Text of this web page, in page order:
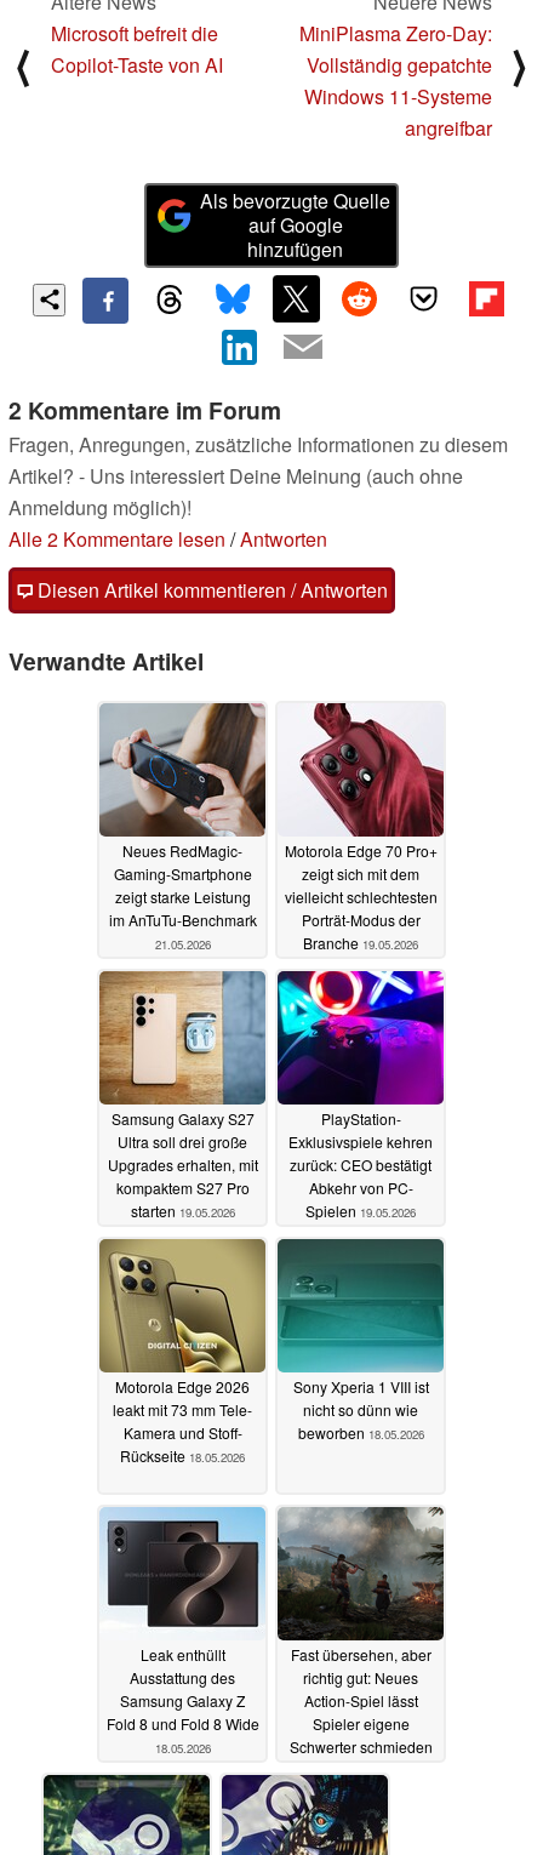
⟨
Microsoft befreit die
Copilot-Taste von AI
MiniPlasma Zero-Day:
Vollständig gepatchte
Windows 11-Systeme
angreifbar
⟩
Als bevorzugte Quelle
auf Google
hinzufügen
2 Kommentare im Forum
Fragen, Anregungen, zusätzliche Informationen zu diesem
Artikel? - Uns interessiert Deine Meinung (auch ohne
Anmeldung möglich)!
Alle 2 Kommentare lesen /Antworten
Diesen Artikel kommentieren / Antworten
Verwandte Artikel
Neues RedMagic-
Gaming-Smartphone
zeigt starke Leistung
im AnTuTu-Benchmark
21.05.2026
Motorola Edge 70 Pro+
zeigt sich mit dem
vielleicht schlechtesten
Porträt-Modus der
Branche 19.05.2026
Samsung Galaxy S27
Ultra soll drei große
Upgrades erhalten, mit
kompaktem S27 Pro
starten 19.05.2026
PlayStation-
Exklusivspiele kehren
zurück: CEO bestätigt
Abkehr von PC-
Spielen 19.05.2026
Motorola Edge 2026
leakt mit 73 mm Tele-
Kamera und Stoff-
Rückseite 18.05.2026
Sony Xperia 1 VIII ist
nicht so dünn wie
beworben 18.05.2026
Leak enthüllt
Ausstattung des
Samsung Galaxy Z
Fold 8 und Fold 8 Wide
18.05.2026
Fast übersehen, aber
richtig gut: Neues
Action-Spiel lässt
Spieler eigene
Schwerter schmieden
18.05.2026